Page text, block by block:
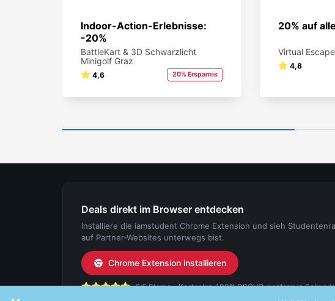
Indoor-Action-Erlebnisse:
-20%
BattleKart & 3D Schwarzlicht
Minigolf Graz
4,6 20% Ersparnis
20% auf
Virtual Escape
4,8
Deals direkt im Browser entdecken
Installiere die iamstudent Chrome Extension und sieh
auf Partner-Websites unterwegs bist.
Chrome Extension installieren
5/5 Sterne - Kostenlos, 100% DSGVO-konform in